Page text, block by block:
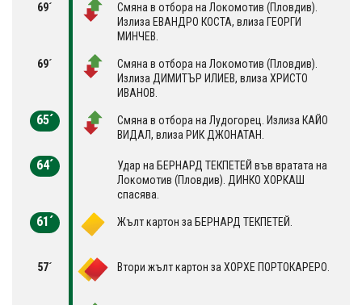
69´
Смяна в отбора на Локомотив (Пловдив).
Излиза ЕВАНДРО КОСТА, влиза ГЕОРГИ
МИНЧЕВ.
69´
Смяна в отбора на Локомотив (Пловдив).
Излиза ДИМИТЪР ИЛИЕВ, влиза ХРИСТО
ИВАНОВ.
65´
Смяна в отбора на Лудогорец. Излиза КАЙО
ВИДАЛ, влиза РИК ДЖОНАТАН.
64´
Удар на БЕРНАРД ТЕКПЕТЕЙ във вратата на
Локомотив (Пловдив). ДИНКО ХОРКАШ
спасява.
61´ Жълт картон за БЕРНАРД ТЕКПЕТЕЙ.
57´ Втори жълт картон за ХОРХЕ ПОРТОКАРЕРО.